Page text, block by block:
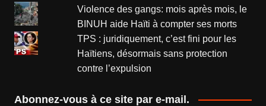
Violence des gangs: mois après mois, le
BINUH aide Haïti à compter ses morts
TPS : juridiquement, c’est fini pour les
Haïtiens, désormais sans protection
contre l’expulsion
Abonnez-vous à ce site par e-mail.